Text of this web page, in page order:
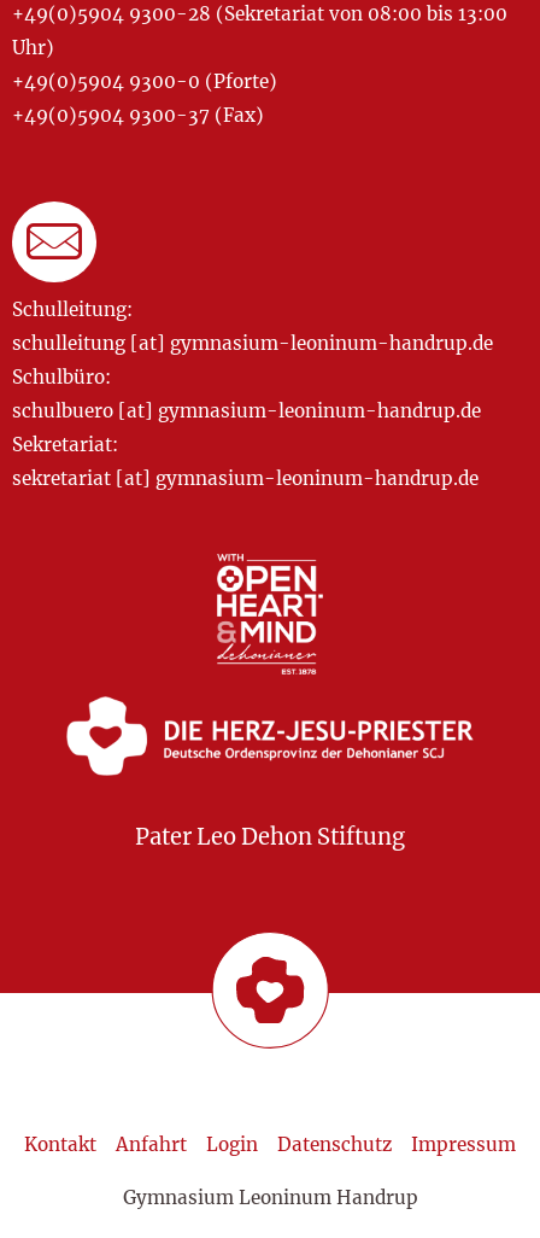
+49(0)5904 9300-28 (Sekretariat von 08:00 bis 13:00
Uhr)
+49(0)5904 9300-0 (Pforte)
+49(0)5904 9300-37 (Fax)
Schulleitung:
schulleitung [at] gymnasium-leoninum-handrup.de
Schulbüro:
schulbuero [at] gymnasium-leoninum-handrup.de
Sekretariat:
sekretariat [at] gymnasium-leoninum-handrup.de
Pater Leo Dehon Stiftung
Kontakt Anfahrt Login Datenschutz Impressum
Gymnasium Leoninum Handrup